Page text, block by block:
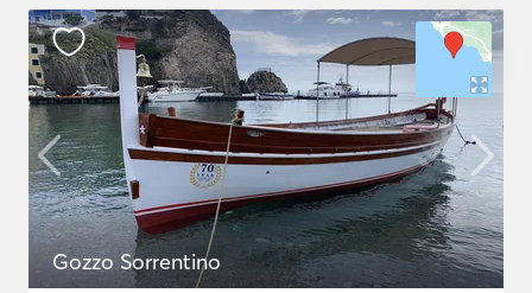
Gozzo Sorrentino